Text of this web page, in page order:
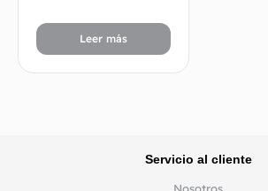
Leer más
Servicio al cliente